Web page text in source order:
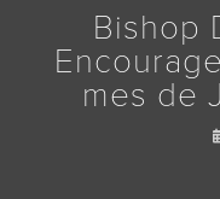
Bishop
mes de